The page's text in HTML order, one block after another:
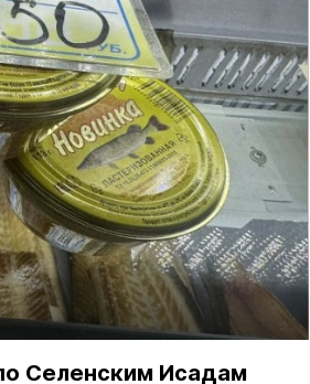
Селенским Исадам